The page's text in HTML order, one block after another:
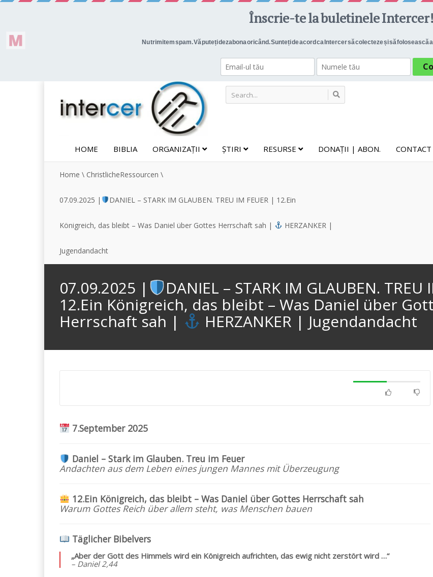
HOME BIBLIA ORGANIZAȚII ȘTIRI RESURSE DONAȚII | ABON. CONTACT
Home \ ChristlicheRessourcen \
07.09.2025 | DANIEL – STARK IM GLAUBEN. TREU IM FEUER | 12.Ein
Königreich, das bleibt – Was Daniel über Gottes Herrschaft sah | HERZANKER |
Jugendandacht
07.09.2025 |
DANIEL – STARK IM GLAUBEN. TREU
12.Ein Königreich, das bleibt – Was Daniel über
Herrschaft sah |
HERZANKER | Jugendandacht
7.September 2025
Daniel – Stark im Glauben. Treu im Feuer
Andachten aus dem Leben eines jungen Mannes mit Überzeugung
12.Ein Königreich, das bleibt – Was Daniel über Gottes Herrschaft sah
Warum Gottes Reich über allem steht, was Menschen bauen
Täglicher Bibelvers
„Aber der Gott des Himmels wird ein Königreich aufrichten, das ewig nicht zerstört wird …“
– Daniel 2,44